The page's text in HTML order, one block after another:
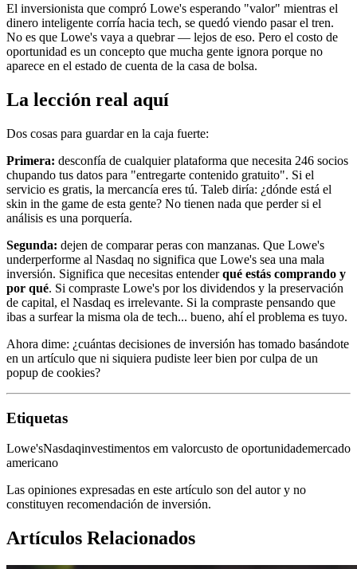
El inversionista que compró Lowe's esperando "valor" mientras el
dinero inteligente corría hacia tech, se quedó viendo pasar el tren.
No es que Lowe's vaya a quebrar — lejos de eso. Pero el costo de
oportunidad es un concepto que mucha gente ignora porque no
aparece en el estado de cuenta de la casa de bolsa.
La lección real aquí
Dos cosas para guardar en la caja fuerte:
Primera: desconfía de cualquier plataforma que necesita 246 socios
chupando tus datos para "entregarte contenido gratuito". Si el
servicio es gratis, la mercancía eres tú. Taleb diría: ¿dónde está el
skin in the game de esta gente? No tienen nada que perder si el
análisis es una porquería.
Segunda: dejen de comparar peras con manzanas. Que Lowe's
underperforme al Nasdaq no significa que Lowe's sea una mala
inversión. Significa que necesitas entenderqué estás comprando y
por qué. Si compraste Lowe's por los dividendos y la preservación
de capital, el Nasdaq es irrelevante. Si la compraste pensando que
ibas a surfear la misma ola de tech... bueno, ahí el problema es tuyo.
Ahora dime: ¿cuántas decisiones de inversión has tomado basándote
en un artículo que ni siquiera pudiste leer bien por culpa de un
popup de cookies?
Etiquetas
Lowe'sNasdaqinvestimentos em valorcusto de oportunidademercado
americano
Las opiniones expresadas en este artículo son del autor y no
constituyen recomendación de inversión.
Artículos Relacionados